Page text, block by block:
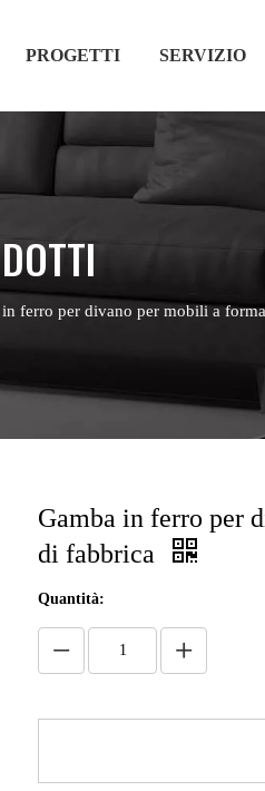
PROGETTI SERVIZIO
in ferro per divano per mobili a
Gamba in ferro per
di fabbrica
Quantità: